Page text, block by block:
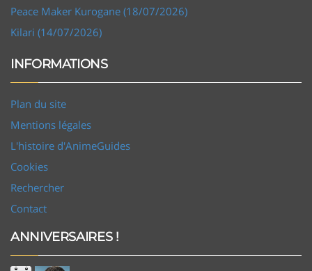
Peace Maker Kurogane (18/07/2026)
Kilari (14/07/2026)
INFORMATIONS
Plan du site
Mentions légales
L'histoire d'AnimeGuides
Cookies
Rechercher
Contact
ANNIVERSAIRES !